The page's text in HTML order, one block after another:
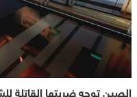
الصين توجه ضربتها القاتلة